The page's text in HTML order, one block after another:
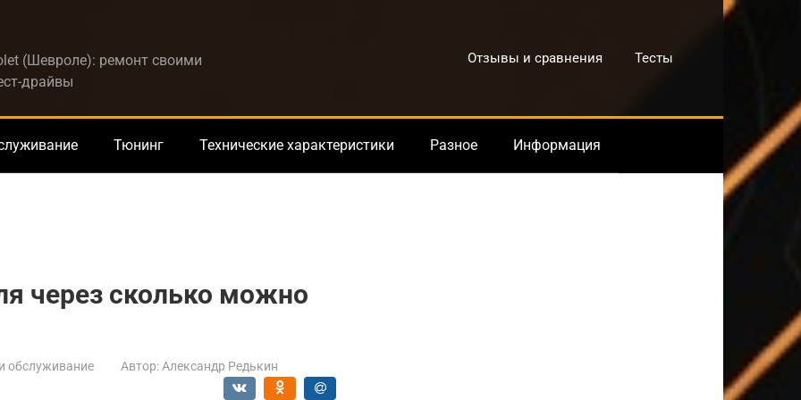
(Шевроле): ремонт своими
драйвы
Отзывы и сравнения Тесты
Тюнинг Технические характеристики Разное Информация
через сколько можно
обслуживание Автор: Александр Редькин